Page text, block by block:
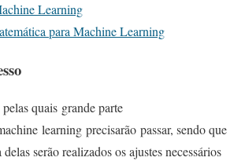
Learning
para Machine Learning
pelas quais grande parte
learning precisarão passar, sendo que
serão realizados os ajustes necessários